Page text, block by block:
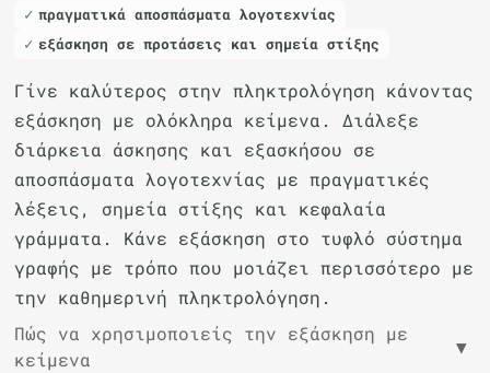
πραγματικά αποσπάσματα λογοτεχνίας
εξάσκηση σε προτάσεις και σημεία στίξης
Γίνε καλύτερος στην πληκτρολόγηση κάνοντας
εξάσκηση με ολόκληρα κείμενα. Διάλεξε
διάρκεια άσκησης και εξασκήσου σε
αποσπάσματα λογοτεχνίας με πραγματικές
λέξεις, σημεία στίξης και κεφαλαία
γράμματα. Κάνε εξάσκηση στο τυφλό σύστημα
γραφής με τρόπο που μοιάζει περισσότερο με
την καθημερινή πληκτρολόγηση.
Πώς να χρησιμοποιείς την εξάσκηση με
κείμενα
▼